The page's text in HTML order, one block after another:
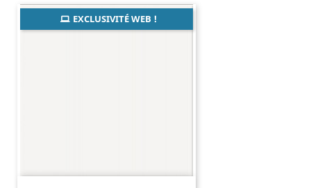
EXCLUSIVITÉ WEB !